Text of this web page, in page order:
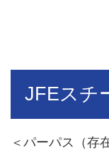
JFEスチ
＜パーパス（存